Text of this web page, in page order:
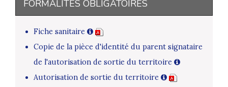
FORMALITÉS OBLIGATOIRES
Fiche sanitaire
Copie de la pièce d'identité du parent signataire
de l'autorisation de sortie du territoire
Autorisation de sortie du territoire